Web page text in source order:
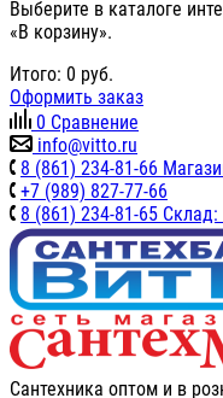
Выберите в каталоге
«В корзину».
Итого: 0 руб.
Оформить заказ
0 Сравнение
info@vitto.ru
8 (861) 234-81-66
+7 (989) 827-77-66
8 (861) 234-81-65 Склад:
Сантехника оптом и в